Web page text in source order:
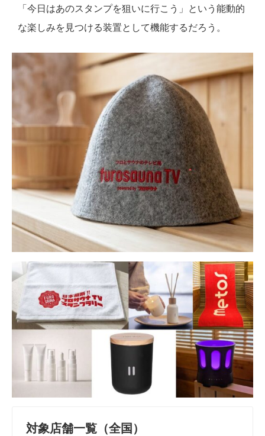
「今日はあのスタンプを狙いに行こう」という能動的
な楽しみを見つける装置として機能するだろう。
対象店舗一覧（全国）